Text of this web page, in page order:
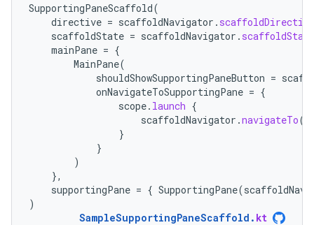
SupportingPaneScaffold(
directive = scaffoldNavigator . scaffoldDirective
scaffoldState = scaffoldNavigator . scaffoldState
mainPane = {
MainPane(
shouldShowSupportingPaneButton =
onNavigateToSupportingPane = {
scope. launch {
scaffoldNavigator .navigateTo(
}
}
)
},
supportingPane = { SupportingPane(
)
SampleSupportingPaneScaffold . kt